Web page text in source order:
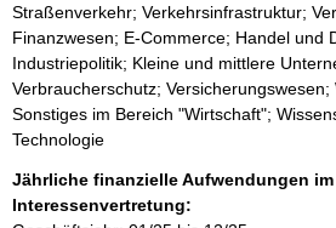
Straßenverkehr; Verkehrsinfrastruktur;
Finanzwesen; E-Commerce; Handel und
Industriepolitik; Kleine und mittlere
Verbraucherschutz;
Sonstiges im Bereich "Wirtschaft";
Technologie
Jährliche finanzielle Aufwendungen
Interessenvertretung: